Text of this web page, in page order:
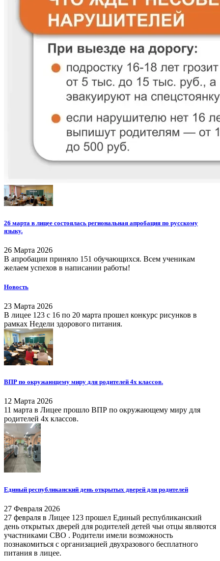
26 марта в лицее состоялась региональная апробация по русскому
языку.
26 Марта 2026
В апробации приняло 151 обучающихся. Всем ученикам
желаем успехов в написании работы!
Новость
23 Марта 2026
В лицее 123 с 16 по 20 марта прошел конкурс рисунков в
рамках Недели здорового питания.
ВПР по окружающему миру для родителей 4х классов.
12 Марта 2026
11 марта в Лицее прошло ВПР по окружающему миру для
родителей 4х классов.
Единый республиканский день открытых дверей для родителей
27 Февраля 2026
27 февраля в Лицее 123 прошел Единый республиканский
день открытых дверей для родителей детей чьи отцы являются
участниками СВО . Родители имели возможность
познакомиться с организацией двухразового бесплатного
питания в лицее.